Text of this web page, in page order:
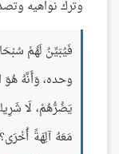
وترك نواهيه
فَيُبَيِّنُ لَهُمْ
وحده، وَأَنَّهُ هُوَ
يَضُرُّهُمْ، لَا
مَعَهُ آلِهَةً